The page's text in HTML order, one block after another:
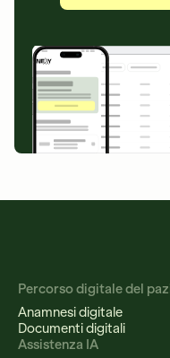
Percorso digitale del
Anamnesi digitale
Documenti digitali
Assistenza IA